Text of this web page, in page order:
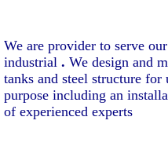
We are provider to serve
industrial . We design and
tanks and steel structure
purpose including an
of experienced experts